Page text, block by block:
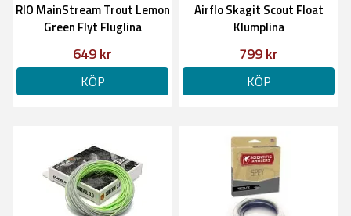
RIO MainStream Trout Lemon
Green Flyt Fluglina
649 kr
KÖP
Airflo Skagit Scout Float
Klumplina
799 kr
KÖP